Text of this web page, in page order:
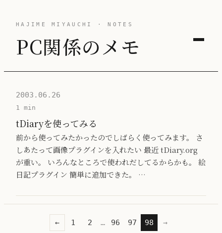
HAJIME MIYAUCHI · NOTES
PC関係のメモ
2003.06.26
1 min
tDiaryを使ってみる
前から使ってみたかったのでしばらく使ってみます。 さ
しあたって画像プラグインを入れたい 最近 tDiary.org
が重い。 いろんなところで使われだしてるからかも。 絵
日記プラグイン 簡単に追加できた。 …
← 1 2 … 96 97 98 →